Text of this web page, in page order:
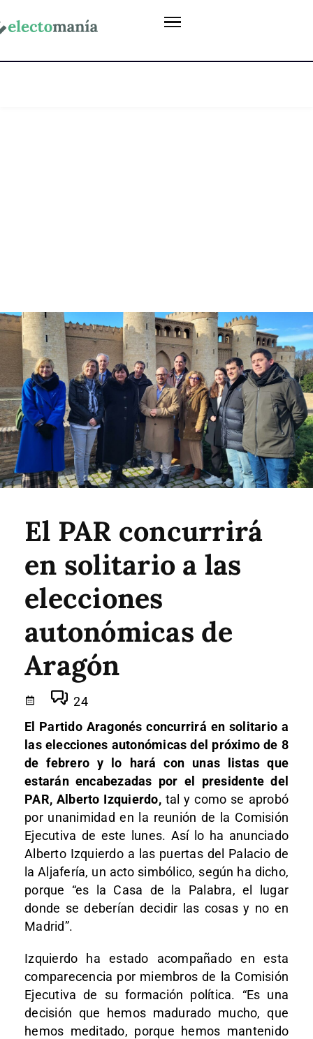
El PAR concurrirá
en solitario a las
elecciones
autonómicas de
Aragón
24
El Partido Aragonés concurrirá en solitario a
las elecciones autonómicas del próximo de 8
de febrero y lo hará con unas listas que
estarán encabezadas por el presidente del
PAR, Alberto Izquierdo,tal y como se aprobó
por unanimidad en la reunión de la Comisión
Ejecutiva de este lunes. Así lo ha anunciado
Alberto Izquierdo a las puertas del Palacio de
la Aljafería, un acto simbólico, según ha dicho,
porque “es la Casa de la Palabra, el lugar
donde se deberían decidir las cosas y no en
Madrid”.
Izquierdo ha estado acompañado en esta
comparecencia por miembros de la Comisión
Ejecutiva de su formación política. “Es una
decisión que hemos madurado mucho, que
hemos meditado, porque hemos mantenido